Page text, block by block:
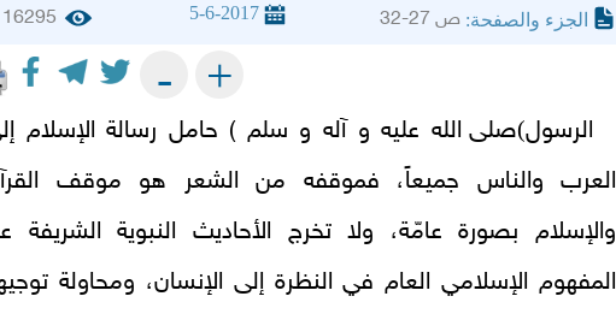
الجزء والصفحة: ص 27-32 5-6-2017
16295
+
-
الرسول)صلى الله عليه و آله و سلم ) حامل رسالة الإسلام
العرب والناس جميعاً، فموقفه من الشعر هو موقف
والإسلام بصورة عامّة، ولا تخرج الأحاديث النبوية الشريفة
المفهوم الإسلامي العام في النظرة إلى الإنسان، ومحاولة